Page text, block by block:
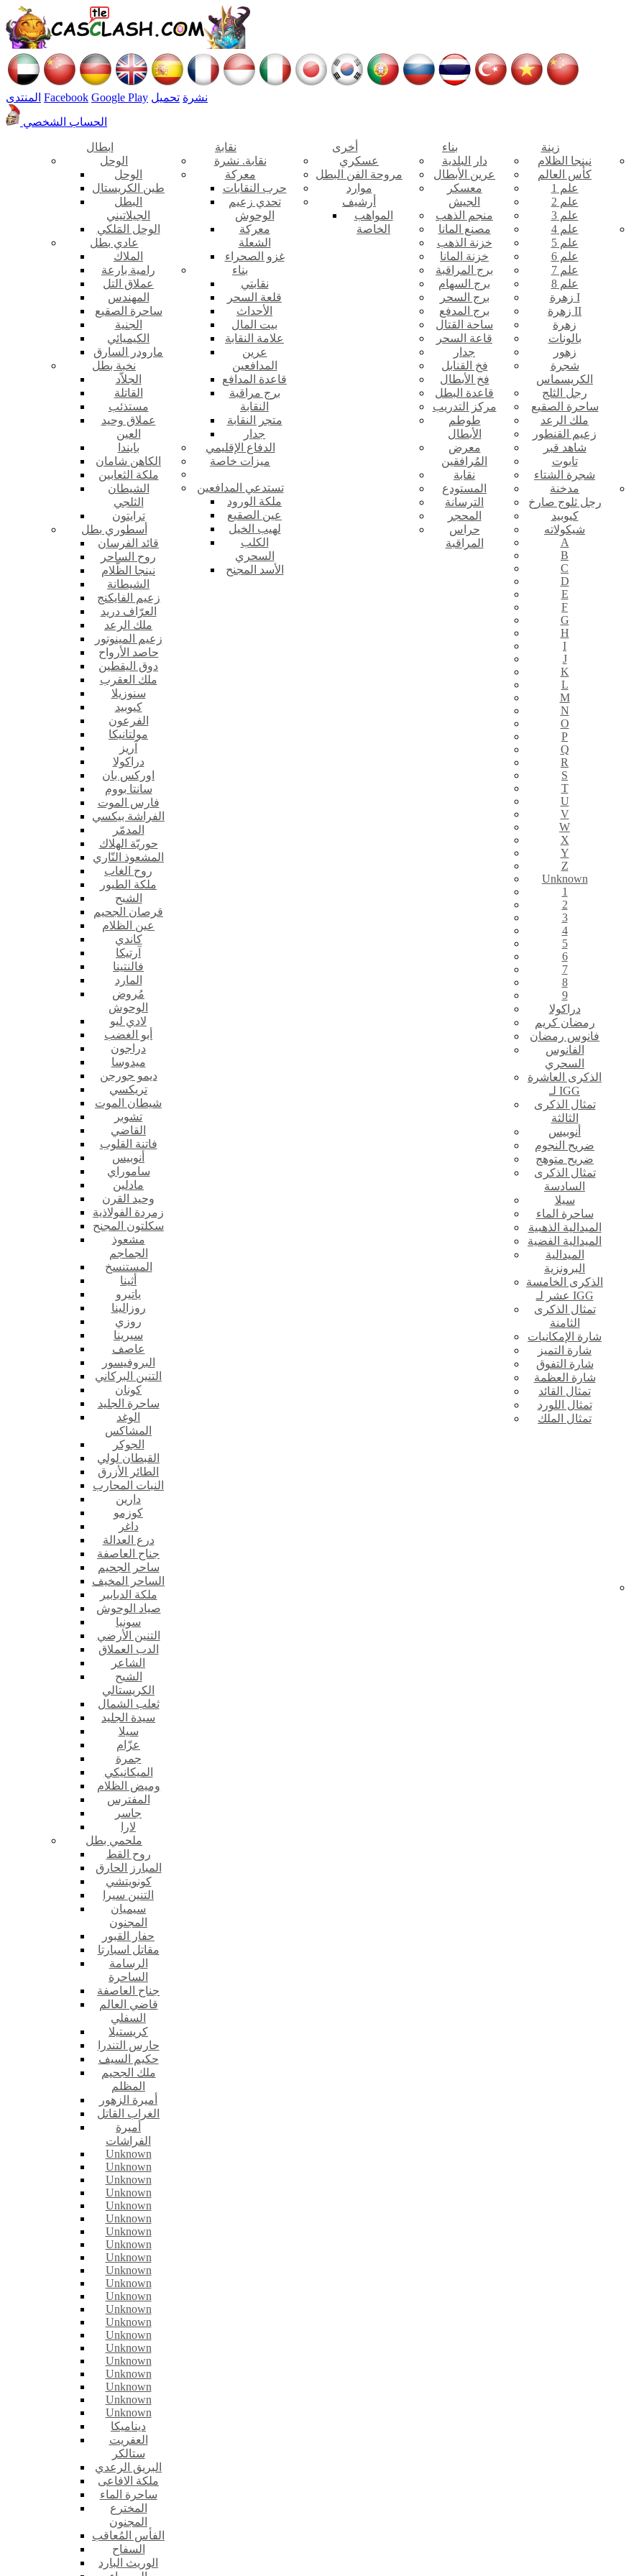
المنتدى Facebook Google Play نشرة تحميل
الحساب الشخصي
ابطال
الوحل
الوحل
طين الكريستال
البطل
الجيلاتيني
الوحل المَلكي
عادي بطل
الملاك
رامية بارعة
عملاق التل
المهندس
ساحرة الصقيع
الجنية
الكيميائي
مارودر السارق
نخبة بطل
الجلاّد
القاتلة
مستذئب
عملاق وحيد
العين
بايندا
الكاهن شامان
ملكة الثعابين
الشيطان
الثلجي
ترايتون
أسطوري بطل
قائد الفرسان
روح الساحر
نينجا الظّلام
الشيطانة
زعيم الفايكنج
العرّاف دريد
ملك الرعد
زعيم المينوتور
حاصد الأرواح
دوق اليقطين
ملك العقرب
سنوزيلا
كيوبيد
الفرعون
مولتانيكا
آريز
دراكولا
اوركس بان
سانتا بووم
فارس الموت
الفراشة بيكسي
المدمّر
حوريّة الهلاك
المشعوذ النّاري
روح الغاب
ملكة الطيور
الشبح
قرصان الجحيم
عين الظلام
كاندي
آرتيكا
فالنتينا
المارد
مُروض
الوحوش
لادي ليو
أبو الغضب
دراجون
ميدوسا
ديمو جورجن
تريكسي
شيطان الموت
تشوبر
القاضي
فاتنة القلوب
أنوبيس
ساموراي
مادلين
وحيد القرن
زمردة الفولاذية
سكلتون المجنح
مشعوذ
الجماجم
المستنسخ
أثينا
ياتيرو
روزالينا
روزي
سيرينا
عاصف
البروفيسور
التنين البركاني
كونان
ساحرة الجليد
الوغد
المشاكس
الجوكر
القبطان لولي
الطائر الأزرق
النبات المحارب
دارين
كوزمو
داغر
درع العدالة
جناح العاصفة
ساحر الجحيم
الساحر المخيف
ملكة الدبابير
صياد الوحوش
سونيا
التنين الأرضي
الدب العملاق
الشاعر
الشبح
الكريستالي
ثعلب الشمال
سيدة الجليد
سيلا
عزّام
جمرة
الميكانيكي
وميض الظلام
المفترس
جاسر
لارا
ملحمي بطل
روح القط
المبارز الحارق
كونويتشي
التنين سيرا
سيميان
المجنون
حفار القبور
مقاتل اسبارتا
الرسامة
الساحرة
جناح العاصفة
قاضي العالم
السفلي
كريستيلا
حارس التندرا
حكيم السيف
ملك الجحيم
المظلم
أميرة الزهور
الغراب القاتل
أميرة
الفراشات
Unknown
Unknown
Unknown
Unknown
Unknown
Unknown
Unknown
Unknown
Unknown
Unknown
Unknown
Unknown
Unknown
Unknown
Unknown
Unknown
Unknown
Unknown
Unknown
Unknown
Unknown
ديناميكا
العفريت
ستالكر
البريق الرعدي
ملكة الافاعى
ساحرة الماء
المخترع
المجنون
الفأس المُعاقب
السفاح
الوريث البارد
نقابة
نقابة. نشرة
معركة
حرب النقابات
تحدي زعيم
الوحوش
معركة
الشعلة
غزو الصحراء
بناء
نقابتي
قلعة السحر
الأحداث
بيت المال
علامة النقابة
عرين
المدافعين
قاعدة المدافع
برج مراقبة
النقابة
متجر النقابة
جدار
الدفاع الإقليمي
ميزات خاصة
تستدعي المدافعين
ملكة الورود
عين الصقيع
لهيب الخيل
الكلب
السحري
الأسد المجنح
أخرى
عسكري
مروحة الفن البطل
موارد
أرشيف
المواهب
الخاصة
بناء
دار البلدية
عرين الأبطال
معسكر
الجيش
منجم الذهب
مصنع المانا
خزنة الذهب
خزنة المانا
برج المراقبة
برج السهام
برج السحر
برج المدفع
ساحة القتال
قاعة السحر
جدار
فخ القنابل
فخ الأبطال
قاعدة البطل
مركز التدريب
طوطم
الأبطال
معرض
المُرافقين
نقابة
المستودع
الترسانة
المحجر
حراس
المراقبة
زينة
نينجا الظلام
كأس العالم
علم 1
علم 2
علم 3
علم 4
علم 5
علم 6
علم 7
علم 8
زهرة I
زهرة II
زهرة
بالونات
زهور
شجرة
الكريسماس
رجل الثلج
ساحرة الصقيع
ملك الرعد
زعيم القنطور
شاهد قبر
تابوت
شجرة الشتاء
مدخنة
رجل ثلوج صارخ
كيوبيد
شيكولاته
A
B
C
D
E
F
G
H
I
J
K
L
M
N
O
P
Q
R
S
T
U
V
W
X
Y
Z
Unknown
1
2
3
4
5
6
7
8
9
دراكولا
رمضان كريم
فانوس رمضان
الفانوس
السحري
الذكرى العاشرة
لـ IGG
تمثال الذكرى
الثالثة
أنوبيس
ضريح النجوم
ضريح متوهج
تمثال الذكرى
السادسة
سيلا
ساحرة الماء
الميدالية الذهبية
الميدالية الفضية
الميدالية
البرونزية
الذكرى الخامسة
عشر لـ IGG
تمثال الذكرى
الثامنة
شارة الإمكانيات
شارة التميز
شارة التفوق
شارة العظمة
تمثال القائد
تمثال اللورد
تمثال الملك